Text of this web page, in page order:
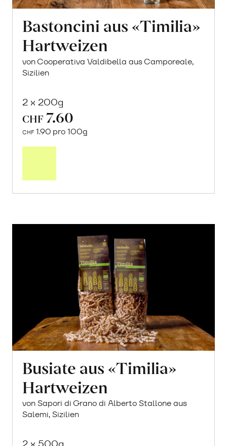
Bastoncini aus «Timilia»
Hartweizen
von Cooperativa Valdibella aus Camporeale,
Sizilien
2 x 200g
CHF 7.60
CHF 1.90 pro 100g
Busiate aus «Timilia»
Hartweizen
von Sapori di Grano di Alberto Stallone aus
Salemi, Sizilien